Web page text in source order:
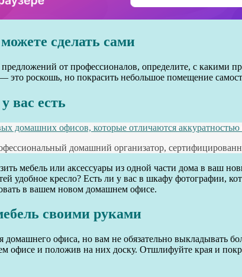
сделать сами
от профессионалов, определите, с какими
это роскошь, но покрасить небольшое помещение
вас есть
домашних офисов, которые отличаются
домашний организатор,
мебель или аксессуары из одной части дома в ваш
удобное кресло? Есть ли у вас в шкафу фотографии,
в вашем новом домашнем офисе.
своими руками
офиса, но вам не обязательно выкладывать
офисе и положив на них доску. Отшлифуйте края и